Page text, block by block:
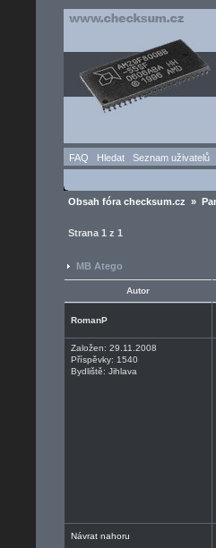
FAQ Hledat Seznam uživatelů
Obsah fóra checksum.cz »
Strana 1 z 1
MB Atego
Autor
RomanP
Založen: 29.11.2008
Příspěvky: 1540
Bydliště: Jihlava
Návrat nahoru